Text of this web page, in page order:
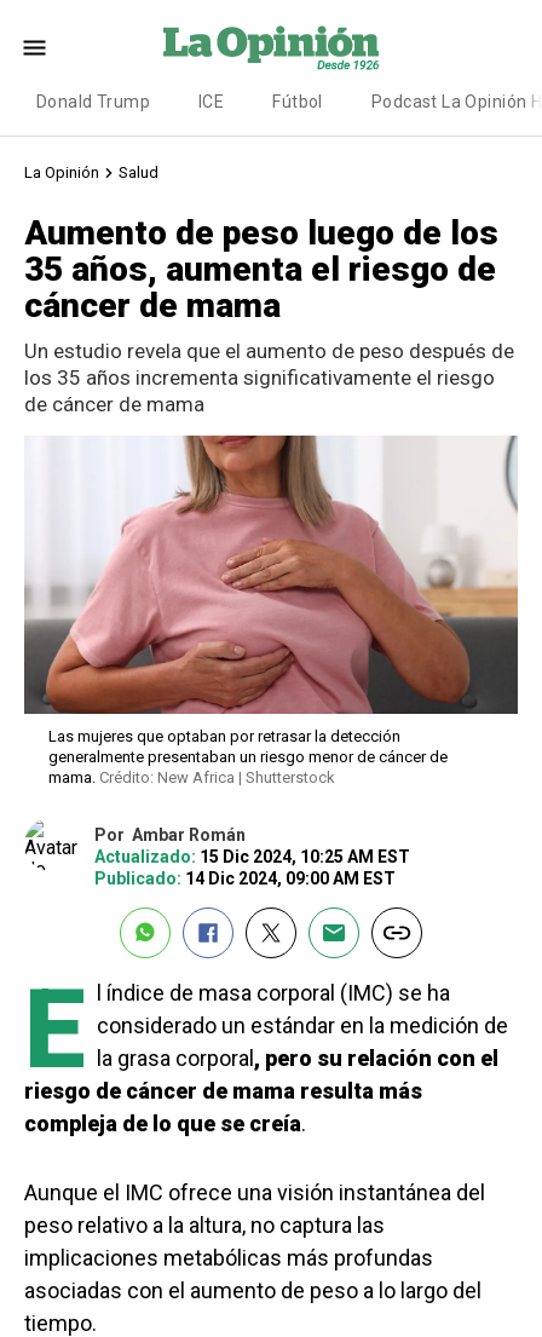
Donald Trump ICE Fútbol Podcast La Opinión
La Opinión Salud
Aumento de peso luego de los
35 años, aumenta el riesgo de
cáncer de mama
Un estudio revela que el aumento de peso después de
los 35 años incrementa significativamente el riesgo
de cáncer de mama
Las mujeres que optaban por retrasar la detección
generalmente presentaban un riesgo menor de cáncer de
mama. Crédito: New Africa | Shutterstock
Por Ambar Román
Actualizado: 15 Dic 2024, 10:25 AM EST
Publicado: 14 Dic 2024, 09:00 AM EST
E l índice de masa corporal (IMC) se ha
considerado un estándar en la medición de
la grasa corporal, pero su relación con el
riesgo de cáncer de mama resulta más
compleja de lo que se creía.
Aunque el IMC ofrece una visión instantánea del
peso relativo a la altura, no captura las
implicaciones metabólicas más profundas
asociadas con el aumento de peso a lo largo del
tiempo.